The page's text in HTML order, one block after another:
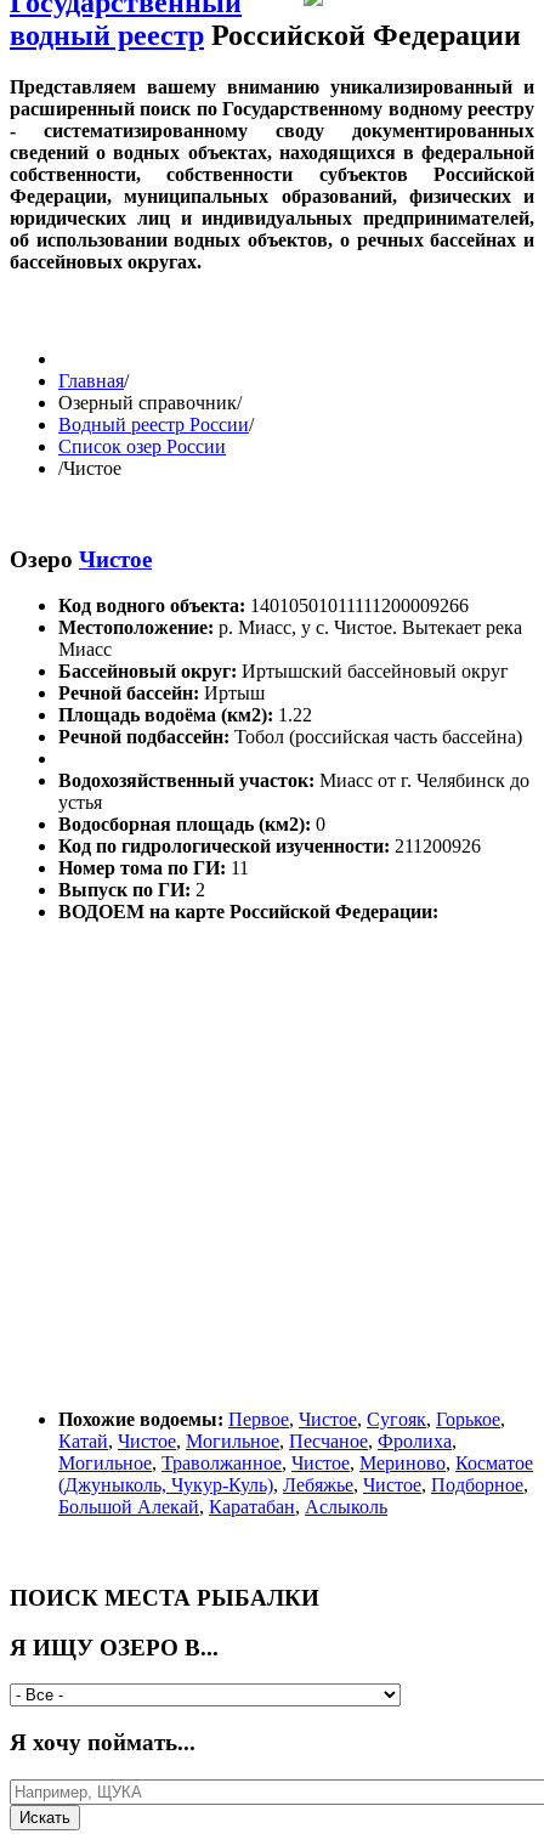
водный реестр Российской Федерации
Представляем вашему вниманию уникализированный и
расширенный поиск по Государственному водному реестру
- систематизированному своду документированных
сведений о водных объектах, находящихся в федеральной
собственности, собственности субъектов Российской
Федерации, муниципальных образований, физических и
юридических лиц и индивидуальных предпринимателей,
об использовании водных объектов, о речных бассейнах и
бассейновых округах.
Главная/
Озерный справочник/
Водный реестр России/
Список озер России
/Чистое
Озеро Чистое
Код водного объекта: 14010501011111200009266
Местоположение: р. Миасс, у с. Чистое. Вытекает река
Миасс
Бассейновый округ: Иртышский бассейновый округ
Речной бассейн: Иртыш
Площадь водоёма (км2): 1.22
Речной подбассейн: Тобол (российская часть бассейна)
Водохозяйственный участок: Миасс от г. Челябинск до
устья
Водосборная площадь (км2): 0
Код по гидрологической изученности: 211200926
Номер тома по ГИ: 11
Выпуск по ГИ: 2
ВОДОЕМ на карте Российской Федерации:
Похожие водоемы: Первое, Чистое, Сугояк, Горькое,
Катай, Чистое, Могильное, Песчаное, Фролиха,
Могильное, Траволжанное, Чистое, Мериново, Косматое
(Джуныколь, Чукур-Куль), Лебяжье, Чистое, Подборное,
Большой Алекай, Каратабан, Аслыколь
ПОИСК МЕСТА РЫБАЛКИ
Я ИЩУ ОЗЕРО В...
Я хочу поймать...